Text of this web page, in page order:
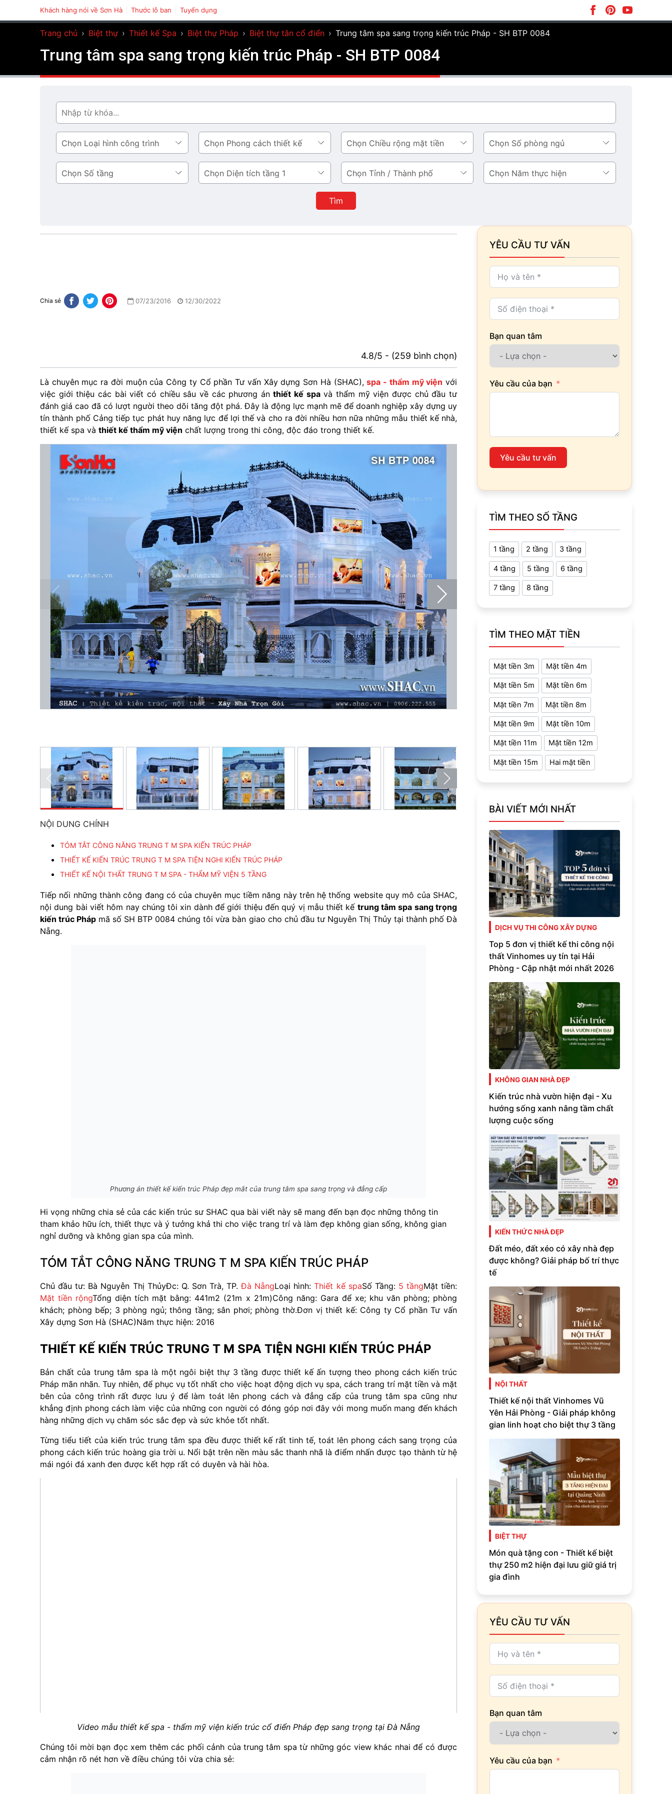
Khách hàng nói về Sơn Hà Thước lỗ ban Tuyển dụng
Trang chủ › Biệt thự › Thiết kế Spa › Biệt thự Pháp › Biệt thự tân cổ điển › Trung tâm spa sang trọng kiến trúc Pháp - SH BTP 0084
Trung tâm spa sang trọng kiến trúc Pháp - SH BTP 0084
Tìm
Loại
hình
công
trình
Phong
cách
thiết
kế
Chiều
rộng
mặt
tiền
Số
phòng
ngủ
Số
tầng
Diện
tích
Tỉnh
/
Thành
phố
Năm
thực
Tìm
Chia sẻ 07/23/2016 12/30/2022
4.8/5 - (259 bình chọn)
Là chuyên mục ra đời muộn của Công ty Cổ phần Tư vấn Xây dựng Sơn Hà (SHAC),spa - thẩm mỹ viện với
việc giới thiệu các bài viết có chiều sâu về các phương ánthiết kế spavà thẩm mỹ viện được chủ đầu tư
đánh giá cao đã có lượt người theo dõi tăng đột phá. Đây là động lực mạnh mẽ để doanh nghiệp xây dựng uy
tín thành phố Cảng tiếp tục phát huy năng lực để lợi thế và cho ra đời nhiều hơn nữa những mẫu thiết kế nhà,
thiết kế spa và thiết kế thẩm mỹ viện chất lượng trong thi công, độc đáo trong thiết kế.
NỘI DUNG CHÍNH
TÓM TẮT CÔNG NĂNG TRUNG T M SPA KIẾN TRÚC PHÁP
THIẾT KẾ KIẾN TRÚC TRUNG T M SPA TIỆN NGHI KIẾN TRÚC PHÁP
THIẾT KẾ NỘI THẤT TRUNG T M SPA - THẨM MỸ VIỆN 5 TẦNG
Tiếp nối những thành công đang có của chuyên mục tiềm năng này trên hệ thống website quy mô của SHAC,
nội dung bài viết hôm nay chúng tôi xin dành để giới thiệu đến quý vị mẫu thiết kế trung tâm spa sang trọng
kiến trúc Pháp mã số SH BTP 0084 chúng tôi vừa bàn giao cho chủ đầu tư Nguyễn Thị Thủy tại thành phố Đà
Nẵng.
Phương án thiết kế kiến trúc Pháp đẹp mắt của trung tâm spa sang trọng và đẳng cấp
Hi vọng những chia sẻ của các kiến trúc sư SHAC qua bài viết này sẽ mang đến bạn đọc những thông tin
tham khảo hữu ích, thiết thực và ý tưởng khả thi cho việc trang trí và làm đẹp không gian sống, không gian
nghỉ dưỡng và không gian spa của mình.
TÓM TẮT CÔNG NĂNG TRUNG T M SPA KIẾN TRÚC PHÁP
Chủ đầu tư: Bà Nguyễn Thị ThủyĐc: Q. Sơn Trà, TP.Đà NẵngLoại hình:Thiết kế spaSố Tầng: 5 tầngMặt tiền:
Mặt tiền rộngTổng diện tích mặt bằng: 441m2 (21m x 21m)Công năng: Gara để xe; khu văn phòng; phòng
khách; phòng bếp; 3 phòng ngủ; thông tầng; sân phơi; phòng thờ.Đơn vị thiết kế: Công ty Cổ phần Tư vấn
Xây dựng Sơn Hà (SHAC)Năm thực hiện: 2016
THIẾT KẾ KIẾN TRÚC TRUNG T M SPA TIỆN NGHI KIẾN TRÚC PHÁP
Bản chất của trung tâm spa là một ngôi biệt thự 3 tầng được thiết kế ấn tượng theo phong cách kiến trúc
Pháp mãn nhãn. Tuy nhiên, để phục vụ tốt nhất cho việc hoạt động dịch vụ spa, cách trang trí mặt tiền và mặt
bên của công trình rất được lưu ý để làm toát lên phong cách và đẳng cấp của trung tâm spa cũng như
khẳng định phong cách làm việc của những con người có đóng góp nơi đây với mong muốn mang đến khách
hàng những dịch vụ chăm sóc sắc đẹp và sức khỏe tốt nhất.
Từng tiểu tiết của kiến trúc trung tâm spa đều được thiết kế rất tinh tế, toát lên phong cách sang trọng của
phong cách kiến trúc hoàng gia trời u. Nổi bật trên nền màu sắc thanh nhã là điểm nhấn được tạo thành từ hệ
mái ngói đá xanh đen được kết hợp rất có duyên và hài hòa.
Video mẫu thiết kế spa - thẩm mỹ viện kiến trúc cổ điển Pháp đẹp sang trọng tại Đà Nẵng
Chúng tôi mời bạn đọc xem thêm các phối cảnh của trung tâm spa từ những góc view khác nhai để có được
cảm nhận rõ nét hơn về điều chúng tôi vừa chia sẻ:
YÊU CẦU TƯ VẤN
Bạn quan tâm
Yêu cầu của bạn
Yêu cầu tư vấn
TÌM THEO SỐ TẦNG
1 tầng 2 tầng 3 tầng
4 tầng 5 tầng 6 tầng
7 tầng 8 tầng
TÌM THEO MẶT TIỀN
Mặt tiền 3m Mặt tiền 4m
Mặt tiền 5m Mặt tiền 6m
Mặt tiền 7m Mặt tiền 8m
Mặt tiền 9m Mặt tiền 10m
Mặt tiền 11m Mặt tiền 12m
Mặt tiền 15m Hai mặt tiền
BÀI VIẾT MỚI NHẤT
DỊCH VỤ THI CÔNG XÂY DỰNG
Top 5 đơn vị thiết kế thi công nội
thất Vinhomes uy tín tại Hải
Phòng - Cập nhật mới nhất 2026
KHÔNG GIAN NHÀ ĐẸP
Kiến trúc nhà vườn hiện đại - Xu
hướng sống xanh nâng tầm chất
lượng cuộc sống
KIẾN THỨC NHÀ ĐẸP
Đất méo, đất xéo có xây nhà đẹp
được không? Giải pháp bố trí thực
tế
NỘI THẤT
Thiết kế nội thất Vinhomes Vũ
Yên Hải Phòng - Giải pháp không
gian linh hoạt cho biệt thự 3 tầng
BIỆT THỰ
Món quà tặng con - Thiết kế biệt
thự 250 m2 hiện đại lưu giữ giá trị
gia đình
YÊU CẦU TƯ VẤN
Bạn quan tâm
Yêu cầu của bạn